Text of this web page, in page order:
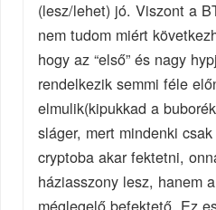
(lesz/lehet) jó. Viszont a
nem tudom miért
hogy az “első” és nagy
rendelkezik semmi féle
elmulik(kipukkad a
sláger, mert mindenki
cryptoba akar fektetni,
háziasszony lesz, hanem
méglegelő befektető. Ez